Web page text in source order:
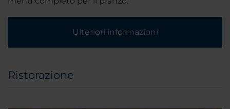
Ulteriori informazioni
Ristorazione